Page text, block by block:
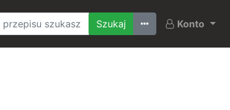
Ostatnio szukane
Konto